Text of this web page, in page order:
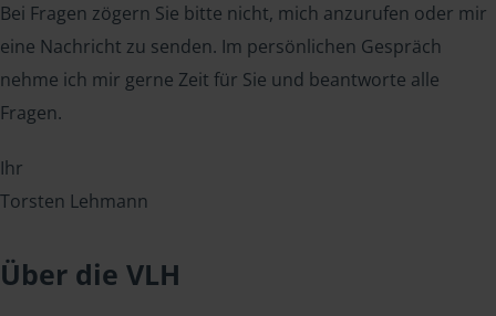
Bei Fragen zögern Sie bitte nicht, mich anzurufen oder mir
eine Nachricht zu senden. Im persönlichen Gespräch
nehme ich mir gerne Zeit für Sie und beantworte alle
Fragen.
Ihr
Torsten Lehmann
Über die VLH